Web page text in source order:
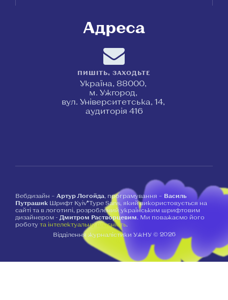
Адреса
ПИШІТЬ, ЗАХОДЬТЕ
Україна, 88000,
м. Ужгород,
вул. Університетська, 14,
аудиторія 416
Вебдизайн – Артур Логойда , програмування – Василь
Путрашик Шрифт Kyiv*Type Sans, який використовується на
сайті та в логотипі, розроблений українським шрифтовим
дизайнером - Дмитром Растворцевим . Ми поважаємо його
роботу та інтелектуальну власність
Відділення журналістики УжНУ © 2026